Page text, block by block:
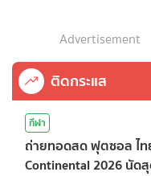
Advertisement
ติดกระแส
กีฬา
ถ่ายทอดสด ฟุตซอล ไท
Continental 2026 นัด